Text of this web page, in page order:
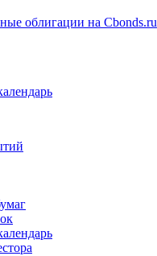
облигации на Cbonds.ru